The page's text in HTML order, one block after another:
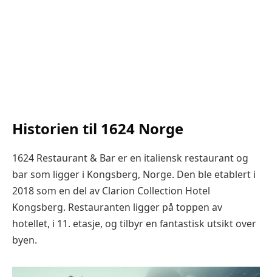
Historien til 1624 Norge
1624 Restaurant & Bar er en italiensk restaurant og
bar som ligger i Kongsberg, Norge. Den ble etablert i
2018 som en del av Clarion Collection Hotel
Kongsberg. Restauranten ligger på toppen av
hotellet, i 11. etasje, og tilbyr en fantastisk utsikt over
byen.